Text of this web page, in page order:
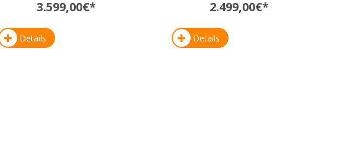
3.599,00€*
Details
2.499,00€*
Details